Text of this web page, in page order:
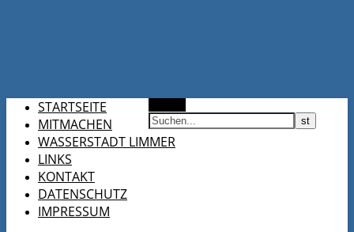
STARTSEITE
MITMACHEN
WASSERSTADT LIMMER
LINKS
KONTAKT
DATENSCHUTZ
IMPRESSUM